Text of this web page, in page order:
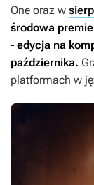
One oraz w
środowa
- edycja na
października.
platformach w